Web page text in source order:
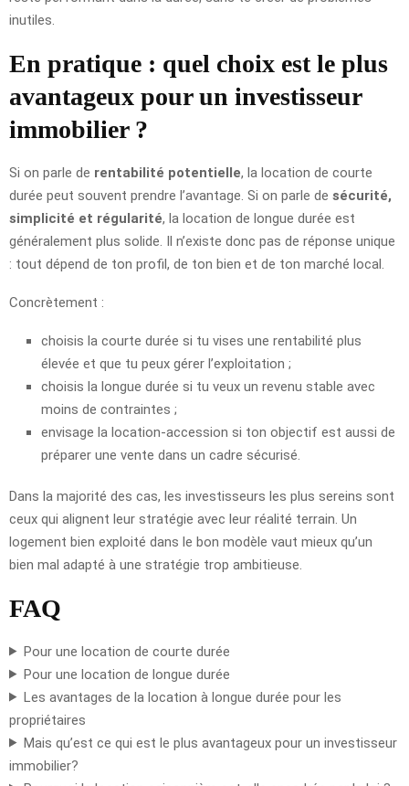
inutiles.
En pratique : quel choix est le plus
avantageux pour un investisseur
immobilier ?
Si on parle de rentabilité potentielle, la location de courte
durée peut souvent prendre l’avantage. Si on parle de sécurité,
simplicité et régularité, la location de longue durée est
généralement plus solide. Il n’existe donc pas de réponse unique
: tout dépend de ton profil, de ton bien et de ton marché local.
Concrètement :
choisis la courte durée si tu vises une rentabilité plus
élevée et que tu peux gérer l’exploitation ;
choisis la longue durée si tu veux un revenu stable avec
moins de contraintes ;
envisage la location-accession si ton objectif est aussi de
préparer une vente dans un cadre sécurisé.
Dans la majorité des cas, les investisseurs les plus sereins sont
ceux qui alignent leur stratégie avec leur réalité terrain. Un
logement bien exploité dans le bon modèle vaut mieux qu’un
bien mal adapté à une stratégie trop ambitieuse.
FAQ
Pour une location de courte durée
Pour une location de longue durée
Les avantages de la location à longue durée pour les
propriétaires
Mais qu’est ce qui est le plus avantageux pour un investisseur
immobilier?